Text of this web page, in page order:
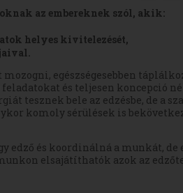
az embereknek szól, akik:
helyes kivitelezését,
egészségesebben
és teljesen koncepció
tesznek bele az edzésbe, de a
komoly sérülések is
és koordinálná a munkát, de
elsajátíthatók azok az